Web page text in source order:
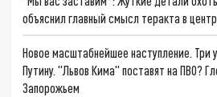
объяснил главный смысл теракта в
Новое масштабнейшее наступление. Три
Путину. "Львов Кима" поставят на ПВО?
Запорожьем